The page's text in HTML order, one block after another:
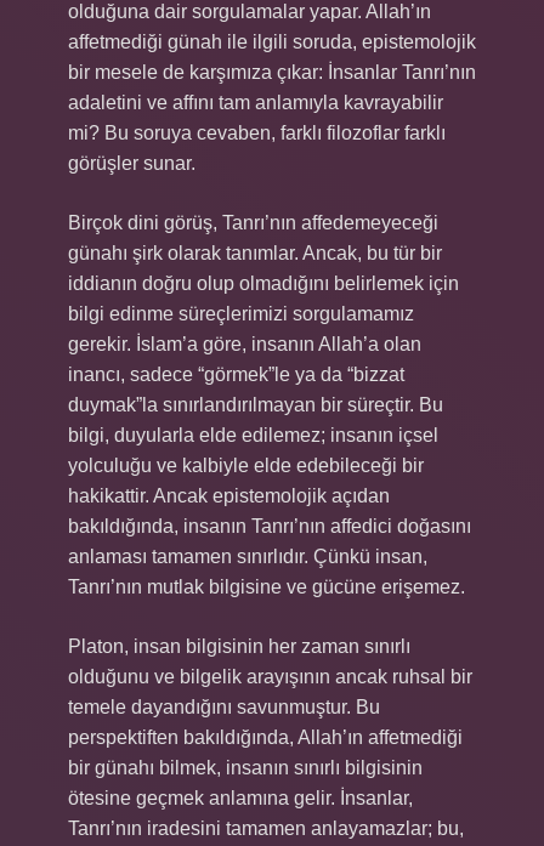
olduğuna dair sorgulamalar yapar. Allah’ın
affetmediği günah ile ilgili soruda, epistemolojik
bir mesele de karşımıza çıkar: İnsanlar Tanrı’nın
adaletini ve affını tam anlamıyla kavrayabilir
mi? Bu soruya cevaben, farklı filozoflar farklı
görüşler sunar.
Birçok dini görüş, Tanrı’nın affedemeyeceği
günahı şirk olarak tanımlar. Ancak, bu tür bir
iddianın doğru olup olmadığını belirlemek için
bilgi edinme süreçlerimizi sorgulamamız
gerekir. İslam’a göre, insanın Allah’a olan
inancı, sadece “görmek”le ya da “bizzat
duymak”la sınırlandırılmayan bir süreçtir. Bu
bilgi, duyularla elde edilemez; insanın içsel
yolculuğu ve kalbiyle elde edebileceği bir
hakikattir. Ancak epistemolojik açıdan
bakıldığında, insanın Tanrı’nın affedici doğasını
anlaması tamamen sınırlıdır. Çünkü insan,
Tanrı’nın mutlak bilgisine ve gücüne erişemez.
Platon, insan bilgisinin her zaman sınırlı
olduğunu ve bilgelik arayışının ancak ruhsal bir
temele dayandığını savunmuştur. Bu
perspektiften bakıldığında, Allah’ın affetmediği
bir günahı bilmek, insanın sınırlı bilgisinin
ötesine geçmek anlamına gelir. İnsanlar,
Tanrı’nın iradesini tamamen anlayamazlar; bu,